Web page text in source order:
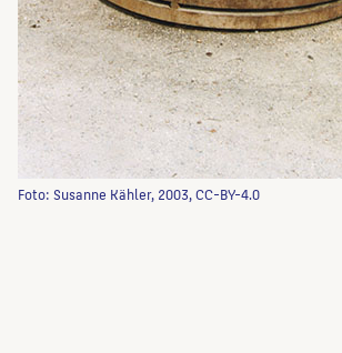
Foto: Susanne Kähler, 2003, CC-BY-4.0